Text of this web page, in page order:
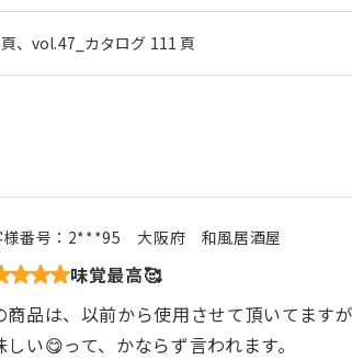
、vol.47_カタログ 111 頁
番号： 2***95 大阪府 和風居酒屋
味覚最高🥰
商品は、以前から使用させて頂いてます
しい😋って、かならず言われます。